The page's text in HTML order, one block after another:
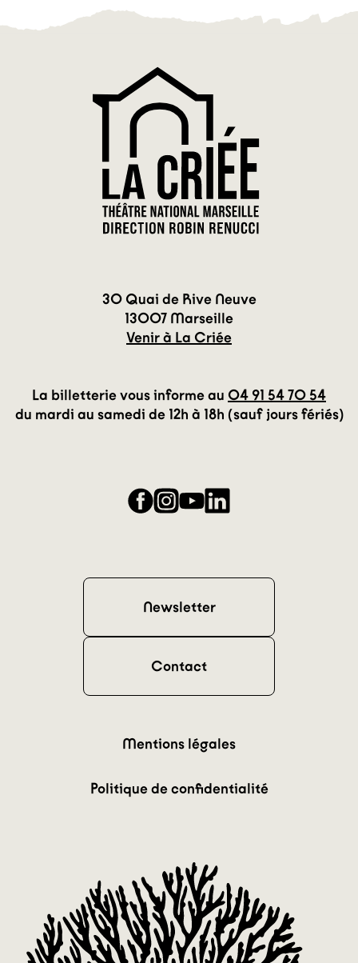
30 Quai de Rive Neuve
13007 Marseille
Venir à La Criée
La billetterie vous informe au 04 91 54 70 54
du mardi au samedi de 12h à 18h (sauf jours fériés)
Facebook
Instagram
YouTubeLinkedIn
Newsletter
Contact
Mentions légales
Politique de confidentialité